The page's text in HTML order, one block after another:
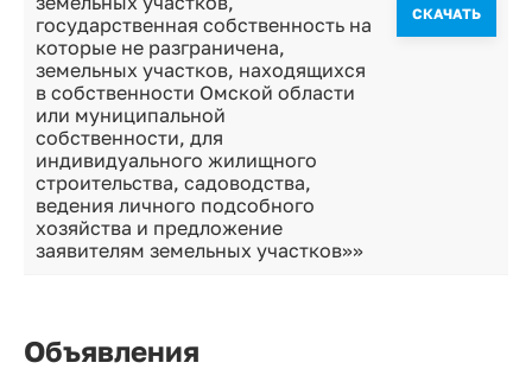
государственная собственность на
которые не разграничена,
земельных участков, находящихся
в собственности Омской области
или муниципальной
собственности, для
индивидуального жилищного
строительства, садоводства,
ведения личного подсобного
хозяйства и предложение
заявителям земельных участков»»
CКАЧАТЬ
Объявления